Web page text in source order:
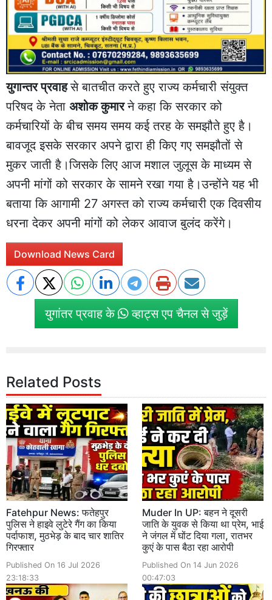
युगान्तर प्रवाहसे बातचीत करते हुए राज्य कर्मचारी संयुक्त
परिषद के नेता अशोक कुमारने कहा कि सरकार को
कर्मचारियों के बीच समय समय कई तरह के समझौते हुए है।
बावजूद इसके सरकार अपने द्वारा ही किए गए समझौतों से
मुकर जाती है।जिसके लिए आज मशाल जुलूस के माध्यम से
अपनी मांगों को सरकार के सामने रखा गया है।उन्होंने यह भी
बताया कि आगामी 27 अगस्त को राज्य कर्मचारी एक दिवसीय
धरना देकर अपनी मांगों को लेकर आवाज बुलंद करेंगे।
Download News Card
युगांतर प्रवाह के व्हाट्स एप चैनल से जुड़ें
Related Posts
Fatehpur News: फतेहपुर
पुलिस ने हाइवे लुटेरे गैंग का किया
पर्दाफाश, मुठभेड़ के बाद चार शातिर
गिरफ्तार
Published On 16 Jul 2026
23:18:33
Muder In UP: बहन ने दूसरी
जाति के युवक से किया था प्रेम, भाई
ने जंगल में घोंट दिया गला, रातभर
कुएं के पास बैठा रहा आरोपी
Published On 14 Jun 2026
00:47:03